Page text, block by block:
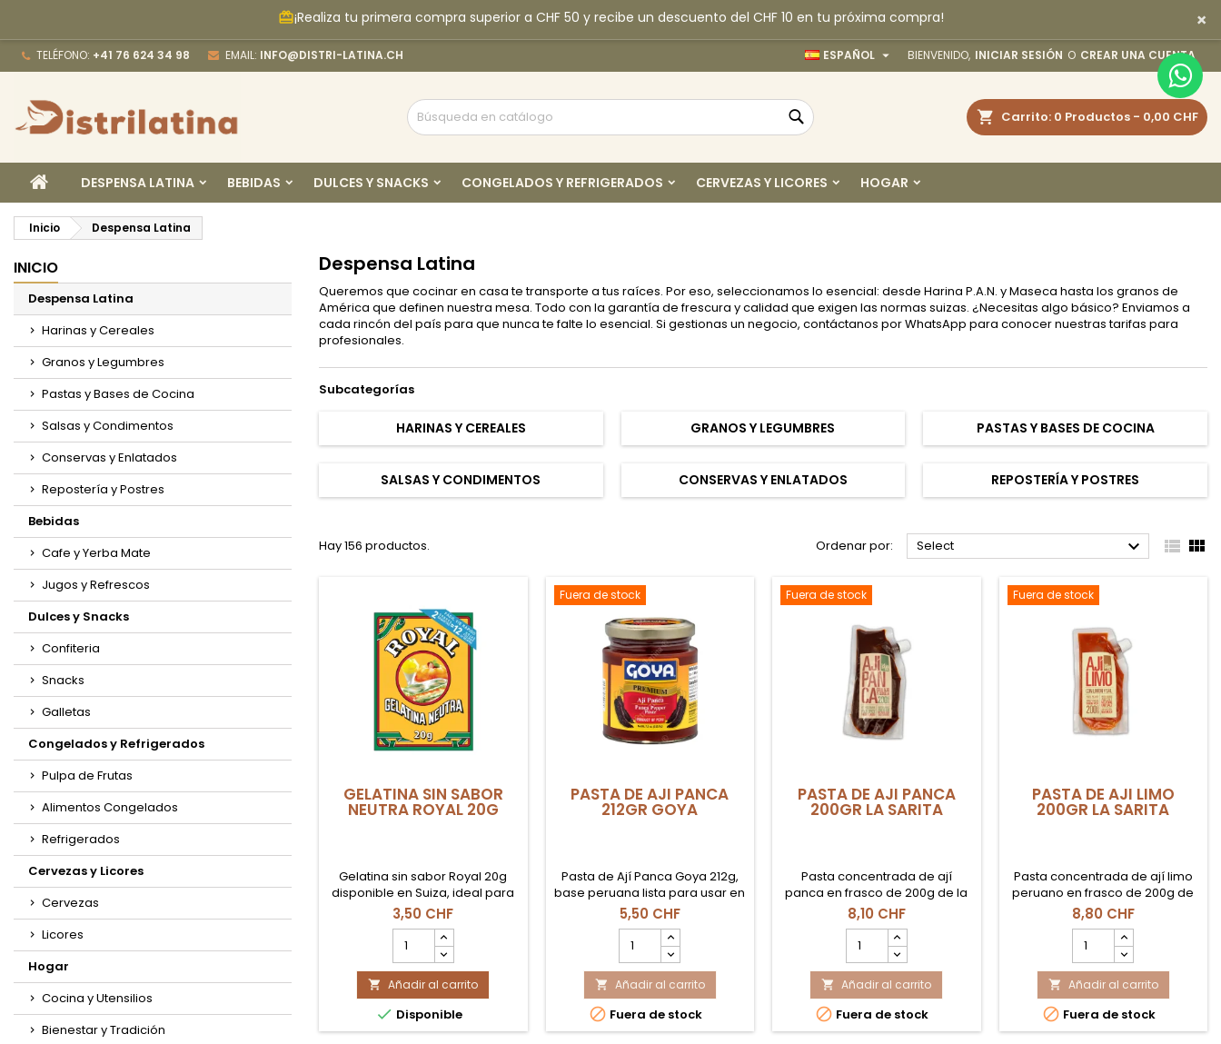
card_giftcard¡Realiza tu primera compra superior a CHF 50 y recibe un descuento del CHF 10 en tu próxima compra! ×
TELÉFONO: +41 76 624 34 98 EMAIL: INFO@DISTRI-LATINA.CH BIENVENIDO, INICIAR SESIÓN O CREAR UNA CUENTA
ESPAÑOL 
Carrito 0 Productos - 0,00 CHF
Buscar
INICIODESPENSA LATINA BEBIDAS DULCES Y SNACKS CONGELADOS Y REFRIGERADOS CERVEZAS Y LICORES HOGAR
Inicio Despensa Latina
INICIO
Despensa Latina
Harinas y Cereales
Granos y Legumbres
Pastas y Bases de Cocina
Salsas y Condimentos
Conservas y Enlatados
Repostería y Postres
Bebidas
Cafe y Yerba Mate
Jugos y Refrescos
Dulces y Snacks
Confiteria
Snacks
Galletas
Congelados y Refrigerados
Pulpa de Frutas
Alimentos Congelados
Refrigerados
Cervezas y Licores
Cervezas
Licores
Hogar
Cocina y Utensilios
Bienestar y Tradición
Despensa Latina
Queremos que cocinar en casa te transporte a tus raíces. Por eso, seleccionamos lo esencial: desde Harina P.A.N. y Maseca hasta los granos de
América que definen nuestra mesa. Todo con la garantía de frescura y calidad que exigen las normas suizas. ¿Necesitas algo básico? Enviamos a
cada rincón del país para que nunca te falte lo esencial. Si gestionas un negocio, contáctanos por WhatsApp para conocer nuestras tarifas para
profesionales.
Subcategorías
HARINAS Y CEREALES GRANOS Y LEGUMBRES PASTAS Y BASES DE COCINA
SALSAS Y CONDIMENTOS CONSERVAS Y ENLATADOS REPOSTERÍA Y POSTRES
Hay 156 productos. Ordenar por: Select   
GELATINA SIN SABOR
NEUTRA ROYAL 20G
Gelatina sin sabor Royal 20g
disponible en Suiza, ideal para
postres, repostería y
preparaciones frías o calientes.
3,50 CHF
cantidad
del
producto
GELATINA
SIN
SABOR
NEUTRA
 Añadir al carrito
 Disponible
Fuera de stock
PASTA DE AJI PANCA
212GR GOYA
Pasta de Ají Panca Goya 212g,
base peruana lista para usar en
adobos, carnes y guisos en
Suiza.
5,50 CHF
cantidad
del
producto
PASTA
DE
AJI
PANCA
 Añadir al carrito
 Fuera de stock
Fuera de stock
PASTA DE AJI PANCA
200GR LA SARITA
Pasta concentrada de ají
panca en frasco de 200g de la
marca La Sarita. Ofrece un color
rojo púrpura profundo y un perfil
marcadamente ahumado,
dulce y sin apenas picor.
8,10 CHF
cantidad
del
producto
PASTA
DE
AJI
PANCA
 Añadir al carrito
 Fuera de stock
Fuera de stock
PASTA DE AJI LIMO
200GR LA SARITA
Pasta concentrada de ají limo
peruano en frasco de 200g de
la marca La Sarita.
Caracterizada por su picor
alegre, notas cítricas y aroma
fresco, es la base
indispensable para preparar
ceviches auténticos.
8,80 CHF
cantidad
del
producto
PASTA
DE
AJI
LIMO
 Añadir al carrito
 Fuera de stock
My wishlists ×
Create new list
((modalTitle)) ×
((confirmMessage))
Crear lista de deseos ×
Nombre de la lista de deseos
Cancelar Crear lista de deseos
Iniciar sesión ×
Debe iniciar sesión para guardar productos en su lista de deseos.